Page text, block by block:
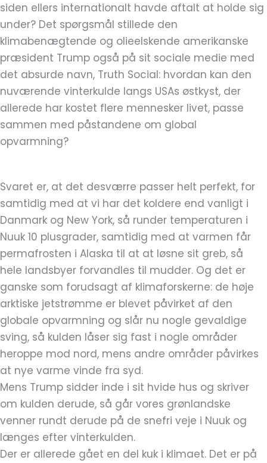
siden ellers internationalt havde aftalt at holde sig
under? Det spørgsmål stillede den
klimabenægtende og olieelskende amerikanske
præsident Trump også på sit sociale medie med
det absurde navn, Truth Social: hvordan kan den
nuværende vinterkulde langs USAs østkyst, der
allerede har kostet flere mennesker livet, passe
sammen med påstandene om global
opvarmning?
Svaret er, at det desværre passer helt perfekt, for
samtidig med at vi har det koldere end vanligt i
Danmark og New York, så runder temperaturen i
Nuuk 10 plusgrader, samtidig med at varmen får
permafrosten i Alaska til at at løsne sit greb, så
hele landsbyer forvandles til mudder. Og det er
ganske som forudsagt af klimaforskerne: de høje
arktiske jetstrømme er blevet påvirket af den
globale opvarmning og slår nu nogle gevaldige
sving, så kulden låser sig fast i nogle områder
heroppe mod nord, mens andre områder påvirkes
at nye varme vinde fra syd.
Mens Trump sidder inde i sit hvide hus og skriver
om kulden derude, så går vores grønlandske
venner rundt derude på de snefri veje i Nuuk og
længes efter vinterkulden.
Der er allerede gået en del kuk i klimaet. Det er på